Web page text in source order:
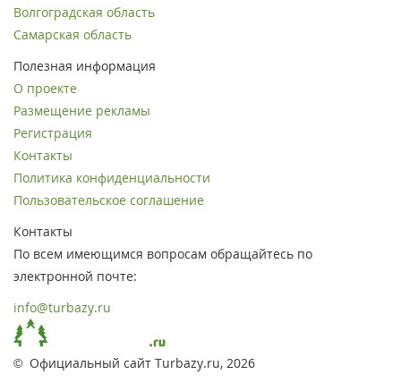
Волгоградская область
Самарская область
Полезная информация
О проекте
Размещение рекламы
Регистрация
Контакты
Политика конфиденциальности
Пользовательское соглашение
Контакты
По всем имеющимся вопросам обращайтесь по
электронной почте:
info@turbazy.ru
© Официальный сайт Turbazy.ru, 2026